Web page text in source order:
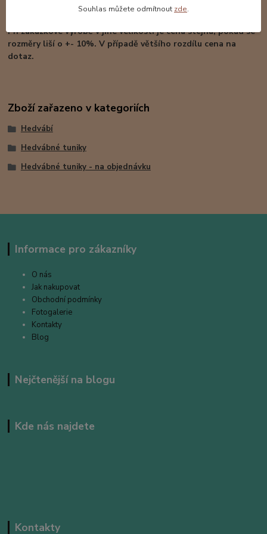
tmavé a syté barvy jsou použity.
Při zakázkové výrobě v jiné velikosti je cena stejná, pokud se
rozměry liší o +- 10%. V případě většího rozdílu cena na
dotaz.
Zboží zařazeno v kategoriích
Hedvábí
Hedvábné tuniky
Hedvábné tuniky - na objednávku
Informace pro zákazníky
O nás
Jak nakupovat
Obchodní podmínky
Fotogalerie
Kontakty
Blog
Nejčtenější na blogu
Kde nás najdete
Kontakty
Souhlas můžete odmítnout zde.